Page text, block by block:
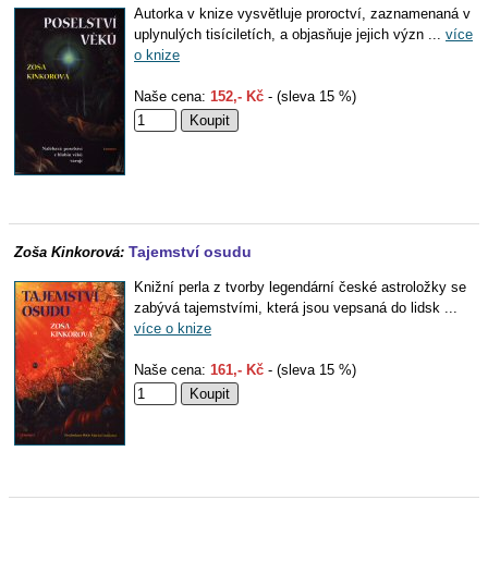
Autorka v knize vysvětluje proroctví, zaznamenaná v
uplynulých tisíciletích, a objasňuje jejich význ ... více
o knize
Naše cena: 152,- Kč - (sleva 15 %)
Zoša Kinkorová: Tajemství osudu
Knižní perla z tvorby legendární české astroložky se
zabývá tajemstvími, která jsou vepsaná do lidsk ...
více o knize
Naše cena: 161,- Kč - (sleva 15 %)